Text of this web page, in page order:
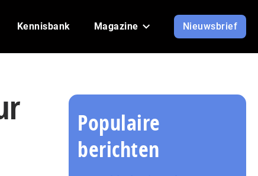
Kennisbank Magazine Nieuwsbrief
Populaire
berichten